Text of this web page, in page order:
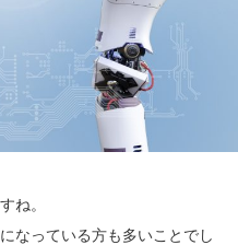
ね。
なっている方も多いことでし